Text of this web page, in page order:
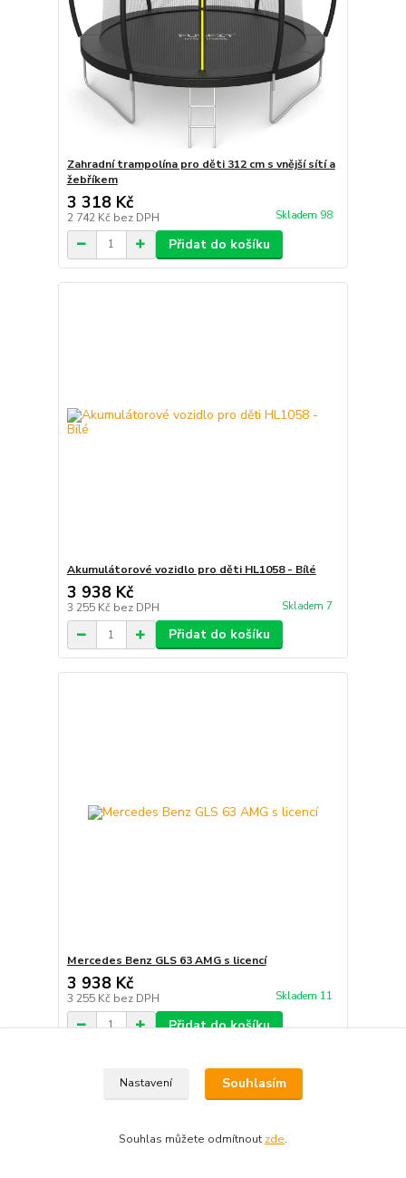
Zahradní trampolína pro děti 312 cm s vnější sítí a
žebříkem
3 318 Kč
2 742 Kč bez DPH Skladem 98
Přidat do košíku
Akumulátorové vozidlo pro děti HL1058 - Bílé
3 938 Kč
3 255 Kč bez DPH Skladem 7
Přidat do košíku
Mercedes Benz GLS 63 AMG s licencí
3 938 Kč
3 255 Kč bez DPH Skladem 11
Přidat do košíku
Nastavení Souhlasím
Souhlas můžete odmítnout zde.